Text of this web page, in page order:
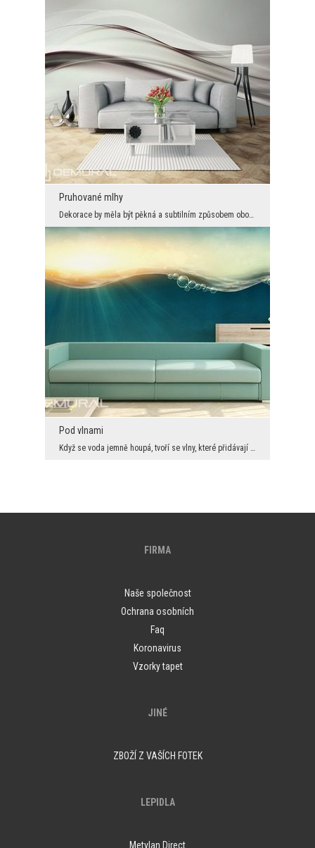
Pruhované mlhy
Dekorace by měla být pěkná a subtilním způsobem obohacovat naše prostředí. Proto jsou ideálním do...
Pod vlnami
Když se voda jemně houpá, tvoří se vlny, které přidávají hladině vody na kráse. Nicméně všichni n...
FIRMA
Naše společnost
Ochrana osobních
Faq
Koronavirus
Vzorky tapet
JINÉ
ZBOŽÍ Z VAŠÍCH FOTEK
LEPIDLA
Metylan Direct